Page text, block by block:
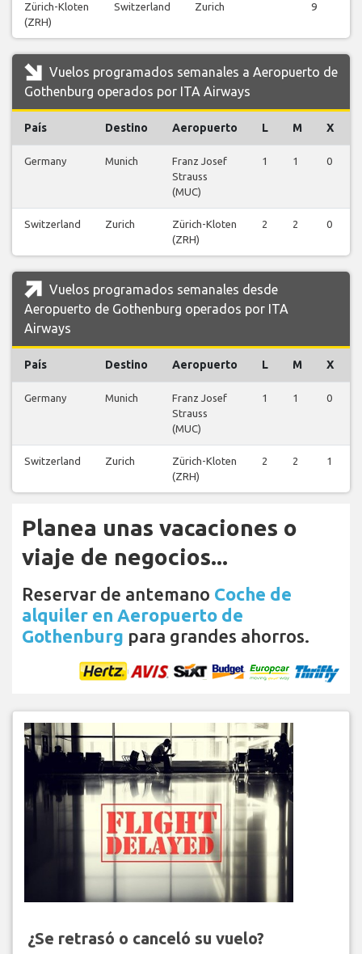
Zürich-Kloten
(ZRH)
Switzerland Zurich 9
Vuelos programados semanales a Aeropuerto de
Gothenburg operados por ITA Airways
País Destino Aeropuerto L M X
Germany Munich
Franz Josef
Strauss
(MUC)
1 1 0
Switzerland Zurich
Zürich-Kloten
(ZRH)
2 2 0
Vuelos programados semanales desde
Aeropuerto de Gothenburg operados por ITA
Airways
País Destino Aeropuerto L M X
Germany Munich
Franz Josef
Strauss
(MUC)
1 1 0
Switzerland Zurich
Zürich-Kloten
(ZRH)
2 2 1
Planea unas vacaciones o
viaje de negocios...
Reservar de antemano Coche de
alquiler en Aeropuerto de
Gothenburg para grandes ahorros.
¿Se retrasó o canceló su vuelo?